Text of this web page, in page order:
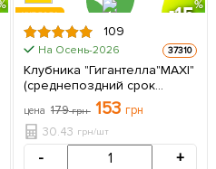
15
ЦЕНА ЗА
5шт
ХИТ ГОДА
109
На Осень-2026 37310
Клубника "Гигантелла"MAXI"
(среднепоздний срок
созревания,
крупноплодный сорт) 5 шт в
упаковке
цена 179грн 153 грн
30.43 грн/шт
- +